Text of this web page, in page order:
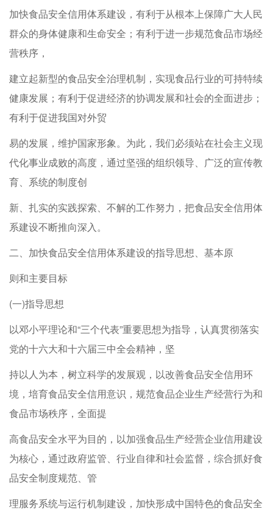
加快食品安全信用体系建设，有利于从根本上保障广大人民
群众的身体健康和生命安全；有利于进一步规范食品市场经
营秩序，
建立起新型的食品安全治理机制，实现食品行业的可持特续
健康发展；有利于促进经济的协调发展和社会的全面进步；
有利于促进我国对外贸
易的发展，维护国家形象。为此，我们必须站在社会主义现
代化事业成败的高度，通过坚强的组织领导、广泛的宣传教
育、系统的制度创
新、扎实的实践探索、不解的工作努力，把食品安全信用体
系建设不断推向深入。
二、加快食品安全信用体系建设的指导思想、基本原
则和主要目标
(一)指导思想
以邓小平理论和“三个代表”重要思想为指导，认真贯彻落实
党的十六大和十六届三中全会精神，坚
持以人为本，树立科学的发展观，以改善食品安全信用环
境，培育食品安全信用意识，规范食品企业生产经营行为和
食品市场秩序，全面提
高食品安全水平为目的，以加强食品生产经营企业信用建设
为核心，通过政府监管、行业自律和社会监督，综合抓好食
品安全制度规范、管
理服务系统与运行机制建设，加快形成中国特色的食品安全